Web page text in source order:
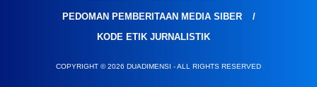
PEDOMAN PEMBERITAAN MEDIA SIBER
KODE ETIK JURNALISTIK
COPYRIGHT © 2026 DUADIMENSI - ALL RIGHTS RESERVED